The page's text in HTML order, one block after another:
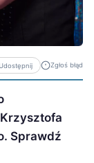
Zgłoś błąd
Sprawdź